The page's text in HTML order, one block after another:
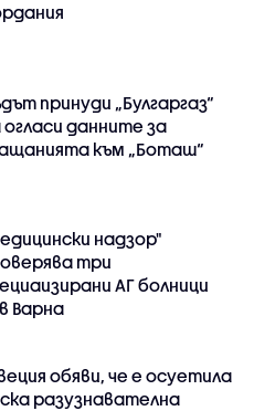
принуди „Булгаргаз“
огласи данните за
към „Боташ“
надзор"
три
АГ болници
Варнa
обяви, че е осуетила
разузнавателна